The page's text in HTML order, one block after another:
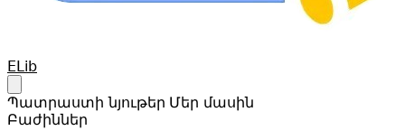
Your Company
ELib
Պատրաստի նյութեր Մեր մասին
Բաժիններ